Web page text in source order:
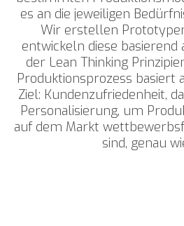
es an die jeweiligen
Wir erstellen
entwickeln diese basierend
der Lean Thinking
Produktionsprozess basiert
Ziel: Kundenzufriedenheit,
Personalisierung, um
auf dem Markt
sind, genau